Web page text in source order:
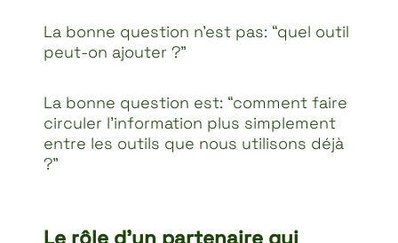
La bonne question n’est pas: “quel outil
peut-on ajouter ?”
La bonne question est: “comment faire
circuler l’information plus simplement
entre les outils que nous utilisons déjà
?”